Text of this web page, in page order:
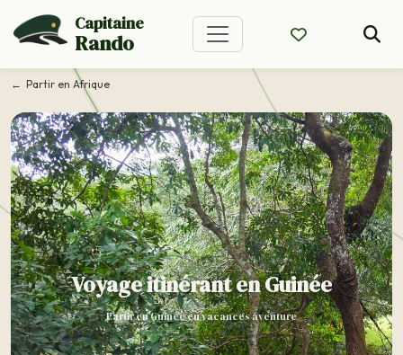
Capitaine
Rando
Partir en Afrique
Voyage itinérant en Guinée
Partir en Guinée en vacances aventure